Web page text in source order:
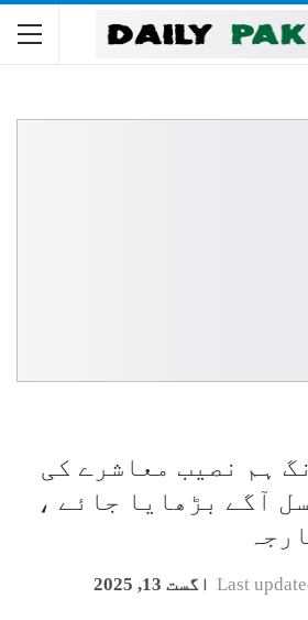
ہم نصیب معاشرے کی
آگے بڑھایا جائے ،
Last اگست 13, 2025